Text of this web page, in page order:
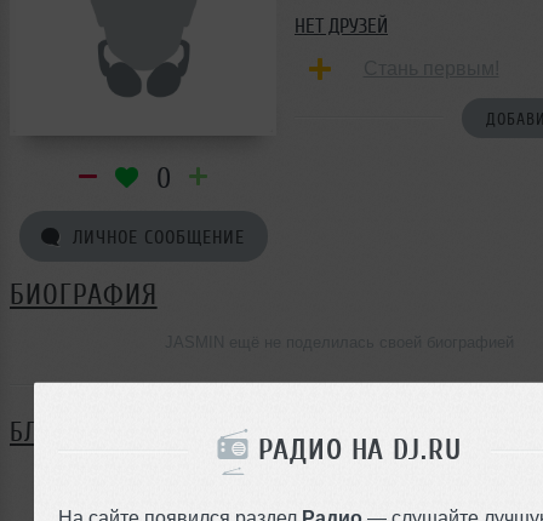
РАДИО НА DJ.RU
На сайте появился раздел Радио — слушайте
0
ЛИЧНОЕ СООБЩЕНИЕ
НЕТ ДРУЗЕЙ
БИОГРАФИЯ
БЛОГ